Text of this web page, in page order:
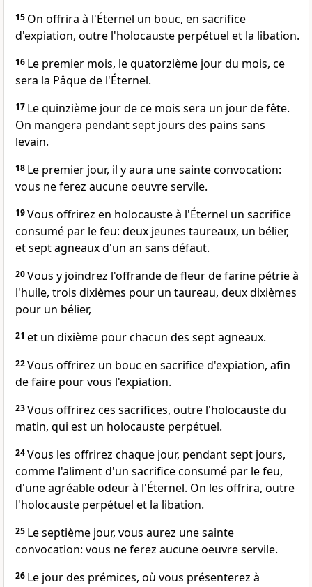
15 On offrira à l'Éternel un bouc, en sacrifice
d'expiation, outre l'holocauste perpétuel et la libation.
16 Le premier mois, le quatorzième jour du mois, ce
sera la Pâque de l'Éternel.
17 Le quinzième jour de ce mois sera un jour de fête.
On mangera pendant sept jours des pains sans
levain.
18 Le premier jour, il y aura une sainte convocation:
vous ne ferez aucune oeuvre servile.
19Vous offrirez en holocauste à l'Éternel un sacrifice
consumé par le feu: deux jeunes taureaux, un bélier,
et sept agneaux d'un an sans défaut.
20Vous y joindrez l'offrande de fleur de farine pétrie à
l'huile, trois dixièmes pour un taureau, deux dixièmes
pour un bélier,
21 et un dixième pour chacun des sept agneaux.
22Vous offrirez un bouc en sacrifice d'expiation, afin
de faire pour vous l'expiation.
23Vous offrirez ces sacrifices, outre l'holocauste du
matin, qui est un holocauste perpétuel.
24Vous les offrirez chaque jour, pendant sept jours,
comme l'aliment d'un sacrifice consumé par le feu,
d'une agréable odeur à l'Éternel. On les offrira, outre
l'holocauste perpétuel et la libation.
25 Le septième jour, vous aurez une sainte
convocation: vous ne ferez aucune oeuvre servile.
26 Le jour des prémices, où vous présenterez à